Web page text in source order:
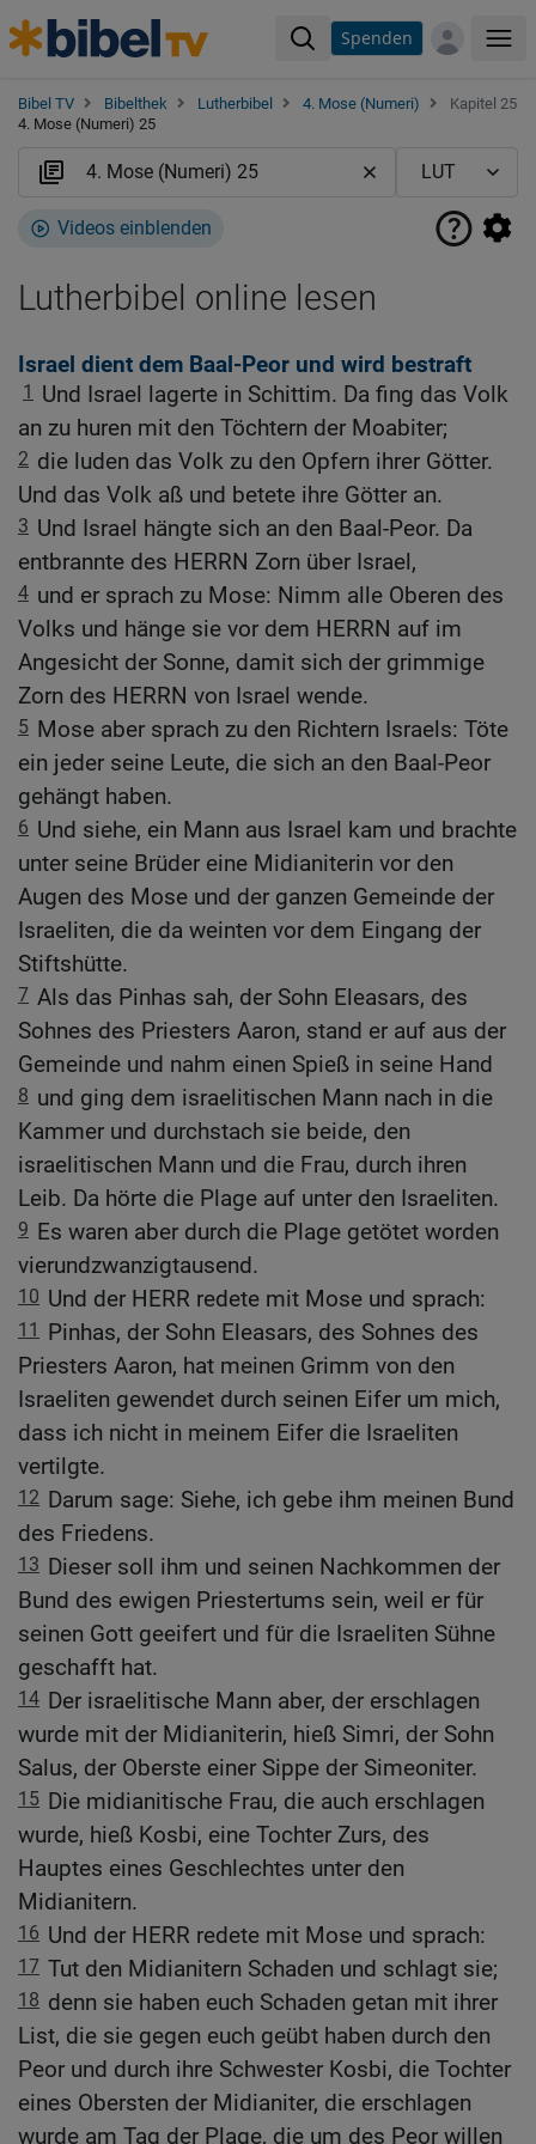
Spenden
Bibel TV Bibelthek Lutherbibel 4. Mose (Numeri)
Kapitel 25
4. Mose (Numeri) 25
Videos einblenden
Lutherbibel online lesen
Israel dient dem Baal-Peor und wird bestraft
1
Und Israel lagerte in Schittim. Da fing das Volk
an zu huren mit den Töchtern der Moabiter;
2 die luden das Volk zu den Opfern ihrer Götter.
Und das Volk aß und betete ihre Götter an.
3 Und Israel hängte sich an den Baal-Peor. Da
entbrannte des HERRN Zorn über Israel,
4 und er sprach zu Mose: Nimm alle Oberen des
Volks und hänge sie vor dem HERRN auf im
Angesicht der Sonne, damit sich der grimmige
Zorn des HERRN von Israel wende.
5 Mose aber sprach zu den Richtern Israels: Töte
ein jeder seine Leute, die sich an den Baal-Peor
gehängt haben.
6 Und siehe, ein Mann aus Israel kam und brachte
unter seine Brüder eine Midianiterin vor den
Augen des Mose und der ganzen Gemeinde der
Israeliten, die da weinten vor dem Eingang der
Stiftshütte.
7 Als das Pinhas sah, der Sohn Eleasars, des
Sohnes des Priesters Aaron, stand er auf aus der
Gemeinde und nahm einen Spieß in seine Hand
8 und ging dem israelitischen Mann nach in die
Kammer und durchstach sie beide, den
israelitischen Mann und die Frau, durch ihren
Leib. Da hörte die Plage auf unter den Israeliten.
9 Es waren aber durch die Plage getötet worden
vierundzwanzigtausend.
10 Und der HERR redete mit Mose und sprach:
11
Pinhas, der Sohn Eleasars, des Sohnes des
Priesters Aaron, hat meinen Grimm von den
Israeliten gewendet durch seinen Eifer um mich,
dass ich nicht in meinem Eifer die Israeliten
vertilgte.
12 Darum sage: Siehe, ich gebe ihm meinen Bund
des Friedens.
13 Dieser soll ihm und seinen Nachkommen der
Bund des ewigen Priestertums sein, weil er für
seinen Gott geeifert und für die Israeliten Sühne
geschafft hat.
14 Der israelitische Mann aber, der erschlagen
wurde mit der Midianiterin, hieß Simri, der Sohn
Salus, der Oberste einer Sippe der Simeoniter.
15 Die midianitische Frau, die auch erschlagen
wurde, hieß Kosbi, eine Tochter Zurs, des
Hauptes eines Geschlechtes unter den
Midianitern.
16 Und der HERR redete mit Mose und sprach:
17 Tut den Midianitern Schaden und schlagt sie;
18 denn sie haben euch Schaden getan mit ihrer
List, die sie gegen euch geübt haben durch den
Peor und durch ihre Schwester Kosbi, die Tochter
eines Obersten der Midianiter, die erschlagen
wurde am Tag der Plage, die um des Peor willen